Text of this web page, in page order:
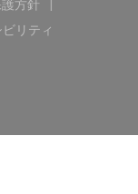
))開きます))
方針
((新しいウィンドウで開
開きます))
リティ
((新しいウィンドウで